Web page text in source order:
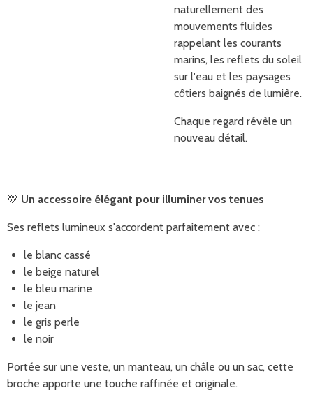
naturellement des
mouvements fluides
rappelant les courants
marins, les reflets du soleil
sur l'eau et les paysages
côtiers baignés de lumière.
Chaque regard révèle un
nouveau détail.
💛 Un accessoire élégant pour illuminer vos tenues
Ses reflets lumineux s'accordent parfaitement avec :
le blanc cassé
le beige naturel
le bleu marine
le jean
le gris perle
le noir
Portée sur une veste, un manteau, un châle ou un sac, cette
broche apporte une touche raffinée et originale.